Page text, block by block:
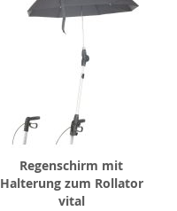
Regenschirm mit
Halterung zum Rollator
vital